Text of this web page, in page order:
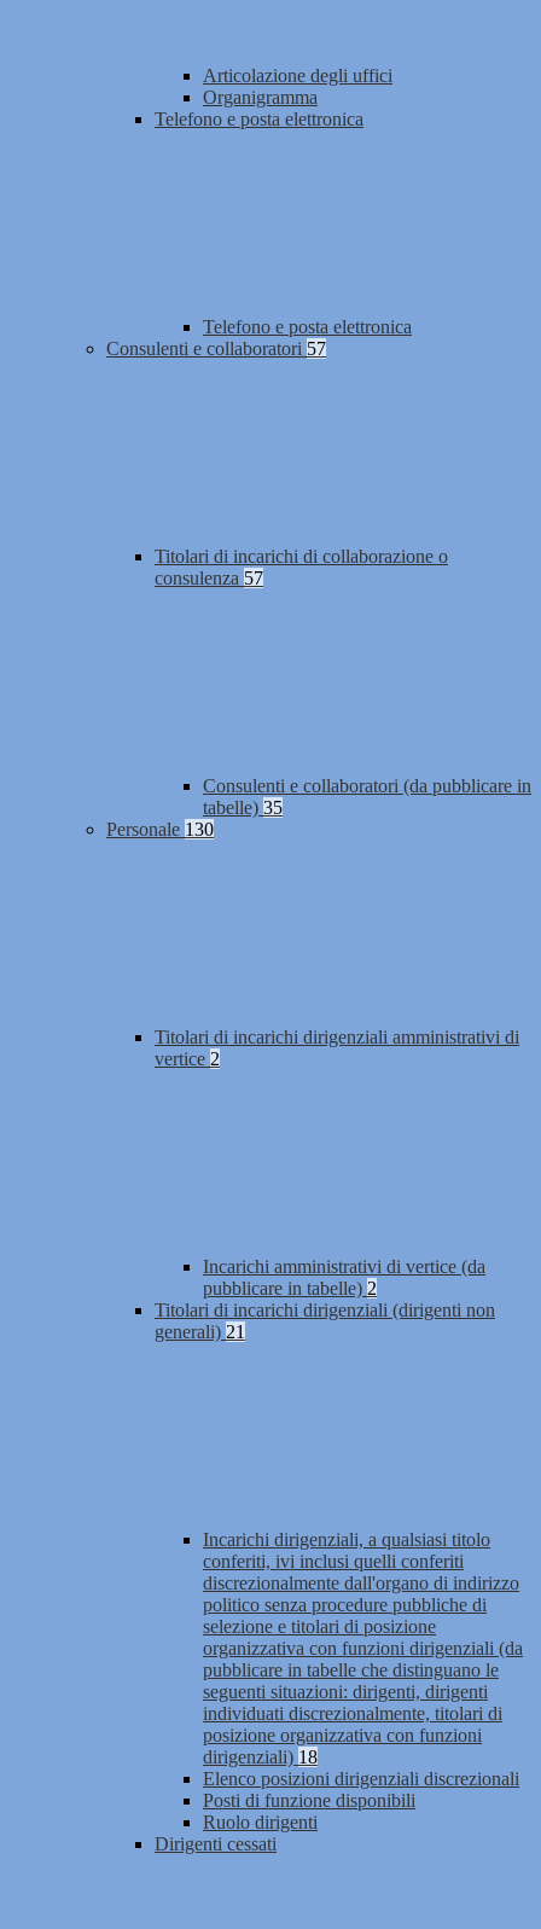
Articolazione degli uffici
Organigramma
Telefono e posta elettronica
Telefono e posta elettronica
Consulenti e collaboratori 57
Titolari di incarichi di collaborazione o
consulenza 57
Consulenti e collaboratori (da pubblicare in
tabelle) 35
Personale 130
Titolari di incarichi dirigenziali amministrativi di
vertice 2
Incarichi amministrativi di vertice (da
pubblicare in tabelle) 2
Titolari di incarichi dirigenziali (dirigenti non
generali) 21
Incarichi dirigenziali, a qualsiasi titolo
conferiti, ivi inclusi quelli conferiti
discrezionalmente dall'organo di indirizzo
politico senza procedure pubbliche di
selezione e titolari di posizione
organizzativa con funzioni dirigenziali (da
pubblicare in tabelle che distinguano le
seguenti situazioni: dirigenti, dirigenti
individuati discrezionalmente, titolari di
posizione organizzativa con funzioni
dirigenziali) 18
Elenco posizioni dirigenziali discrezionali
Posti di funzione disponibili
Ruolo dirigenti
Dirigenti cessati